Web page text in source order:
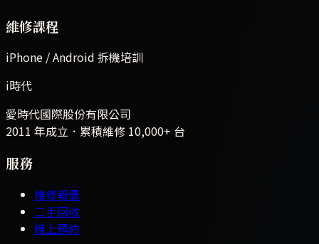
維修課程
iPhone / Android 拆機培訓
i時代
愛時代國際股份有限公司
2011 年成立．累積維修 10,000+ 台
服務
維修報價
二手回收
線上預約